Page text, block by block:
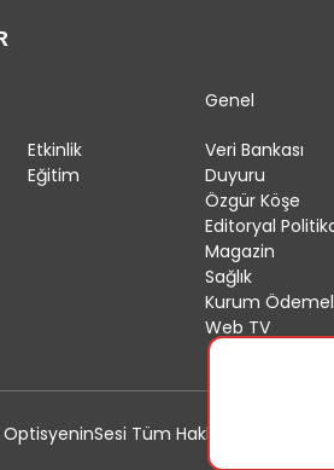
Etkinlik
Eğitim
Genel
Veri Bankası
Duyuru
Özgür Köşe
Editoryal
Magazin
Sağlık
Kurum
Web TV
Tüm Hakları Saklıdır.